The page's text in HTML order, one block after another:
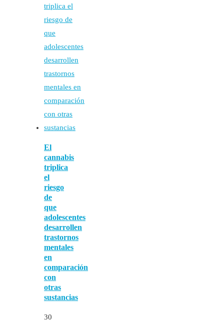
El
cannabis
triplica
el
riesgo
de
que
adolescentes
desarrollen
trastornos
mentales
en
comparación
con
otras
sustancias
30